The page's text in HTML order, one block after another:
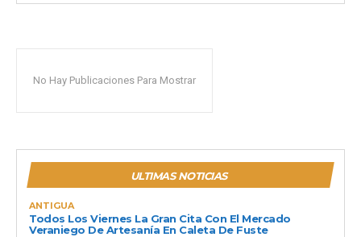
No Hay Publicaciones Para Mostrar
ULTIMAS NOTICIAS
ANTIGUA
Todos Los Viernes La Gran Cita Con El Mercado
Veraniego De Artesanía En Caleta De Fuste